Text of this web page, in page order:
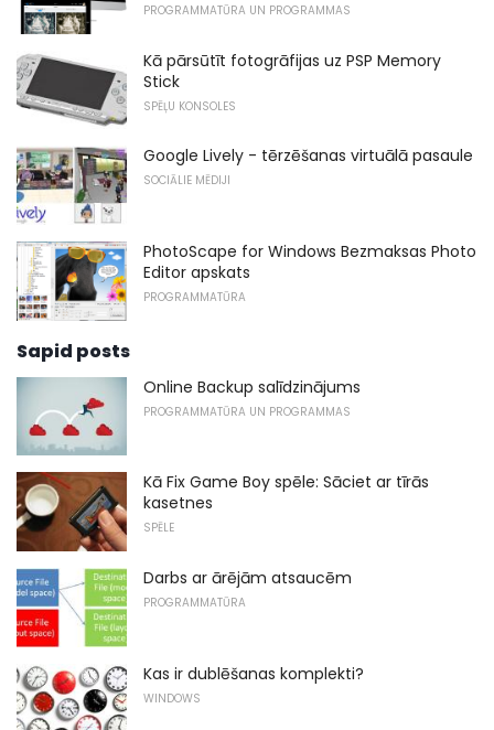
PROGRAMMATŪRA UN PROGRAMMAS
Kā pārsūtīt fotogrāfijas uz PSP Memory
Stick
SPĒĻU KONSOLES
Google Lively - tērzēšanas virtuālā pasaule
SOCIĀLIE MĒDIJI
PhotoScape for Windows Bezmaksas Photo
Editor apskats
PROGRAMMATŪRA
Sapid posts
Online Backup salīdzinājums
PROGRAMMATŪRA UN PROGRAMMAS
Kā Fix Game Boy spēle: Sāciet ar tīrās
kasetnes
SPĒLE
Darbs ar ārējām atsaucēm
PROGRAMMATŪRA
Kas ir dublēšanas komplekti?
WINDOWS